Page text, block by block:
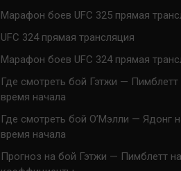
Марафон боев UFC 325 прямая
UFC 324 прямая трансляция
Марафон боев UFC 324 прямая
Где смотреть бой Гэтжи — Пимблетт
время начала
Где смотреть бой О’Мэлли — Ядонг
время начала
Прогноз на бой Гэтжи — Пимблетт на